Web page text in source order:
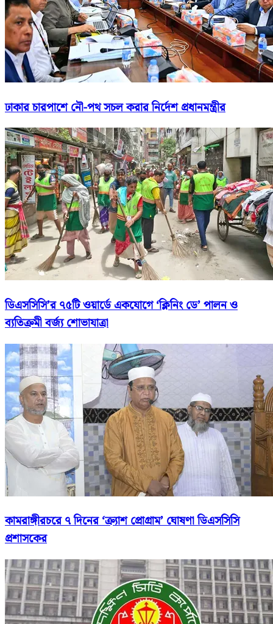
ঢাকার চারপাশে নৌ-পথ সচল করার নির্দেশ প্রধানমন্ত্রীর
ডিএসসিসি’র ৭৫টি ওয়ার্ডে একযোগে ‘ক্লিনিং ডে’ পালন ও
ব্যতিক্রমী বর্জ্য শোভাযাত্রা
কামরাঙ্গীরচরে ৭ দিনের ‘ক্র্যাশ প্রোগ্রাম’ ঘোষণা ডিএসসিসি
প্রশাসকের